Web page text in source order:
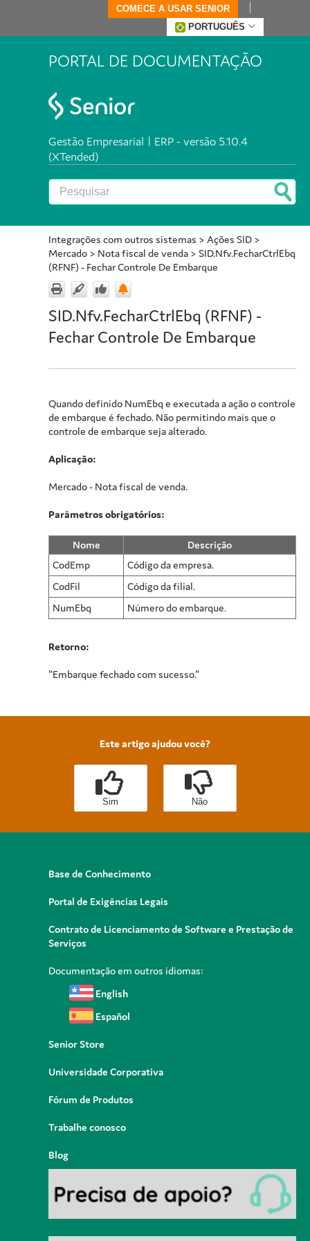
COMECE A USAR SENIOR
PORTUGUÊS
PORTAL DE DOCUMENTAÇÃO
Gestão Empresarial | ERP - versão 5.10.4
(XTended)
Integrações com outros sistemas > Ações SID >
Mercado > Nota fiscal de venda > SID.Nfv.FecharCtrlEbq
(RFNF) - Fechar Controle De Embarque
SID.Nfv.FecharCtrlEbq (RFNF) -
Fechar Controle De Embarque
Quando definido NumEbq e executada a ação o controle
de embarque é fechado. Não permitindo mais que o
controle de embarque seja alterado.
Aplicação:
Mercado - Nota fiscal de venda.
Parâmetros obrigatórios:
Nome
Descrição
CodEmp
Código da empresa.
CodFil
Código da filial.
NumEbq
Número do embarque.
Retorno:
"Embarque fechado com sucesso."
Este artigo ajudou você?
Sim Não
Base de Conhecimento
Portal de Exigências Legais
Contrato de Licenciamento de Software e Prestação de
Serviços
Documentação em outros idiomas:
English
Español
Senior Store
Universidade Corporativa
Fórum de Produtos
Trabalhe conosco
Blog